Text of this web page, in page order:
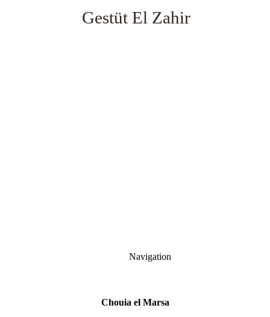
Gestüt El Zahir
Navigation
Chouia el Marsa